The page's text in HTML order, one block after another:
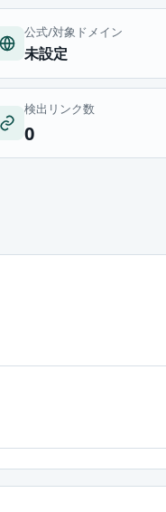
公式/対象ドメイン
未設定
検出リンク数
0